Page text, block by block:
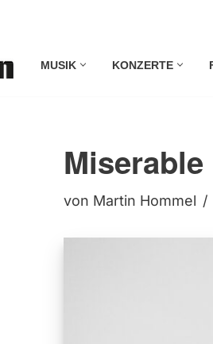
MUSIK KONZERTE
von Martin Hommel